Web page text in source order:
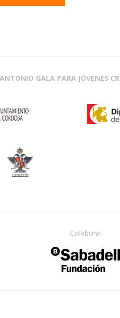
GALA PARA JÓVENES
Colabora: